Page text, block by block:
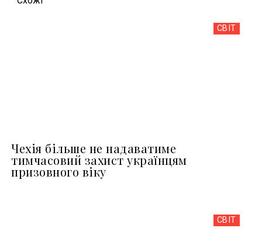
СВІТ
Чехія більше не надаватиме
тимчасовий захист українцям
призовного віку
СВІТ